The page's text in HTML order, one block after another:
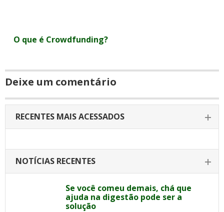
O que é Crowdfunding?
Deixe um comentário
RECENTES MAIS ACESSADOS
NOTÍCIAS RECENTES
Se você comeu demais, chá que
ajuda na digestão pode ser a
solução